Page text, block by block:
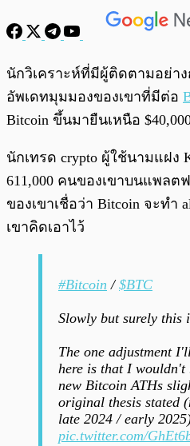
พร้อมเล่น
นักวิเคราะห์ที่มีผู้ติดตามอย่า
อัพเดทมุมมองของเขาที่มีต่อ
Bitcoin ขึ้นมายืนเหนือ
นักเทรด crypto ผู้ใช้นามแฝง
611,000 คนของเขาบนแพลต
ของเขาเชื่อว่า Bitcoin จะทำ
เขาคิดเอาไว้
#Bitcoin /$BTC
Slowly but surely this
The one adjustment
here is that I wouldn't
new Bitcoin ATHs
original thesis stated
late 2024 / early
pic.twitter.com/